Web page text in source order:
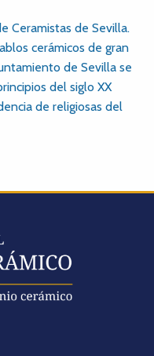
Ceramistas de Sevilla.
cerámicos de gran
de Sevilla se
del siglo XX
de religiosas del